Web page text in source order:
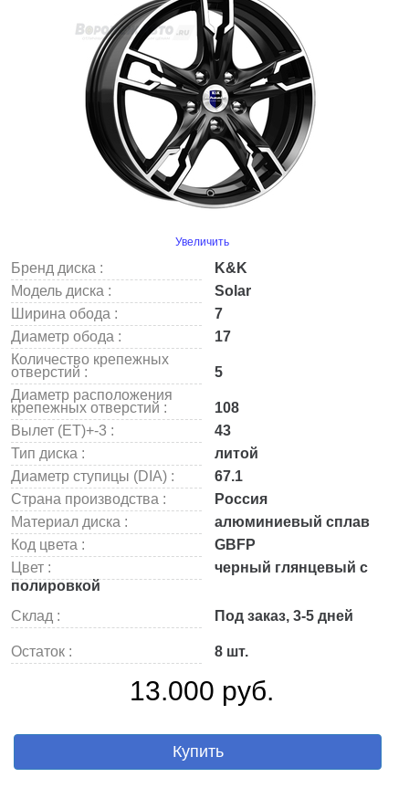
Увеличить
Бренд диска :
K&K
Модель диска :
Solar
Ширина обода :
7
Диаметр обода :
17
Количество крепежных
отверстий :
5
Диаметр расположения
крепежных отверстий :
108
Вылет (ET)+-3 :
43
Тип диска :
литой
Диаметр ступицы (DIA) :
67.1
Страна производства :
Россия
Материал диска :
алюминиевый сплав
Код цвета :
GBFP
Цвет :
черный глянцевый с
полировкой
Склад :
Под заказ, 3-5 дней
Остаток : 8 шт.
13.000 руб.
Купить